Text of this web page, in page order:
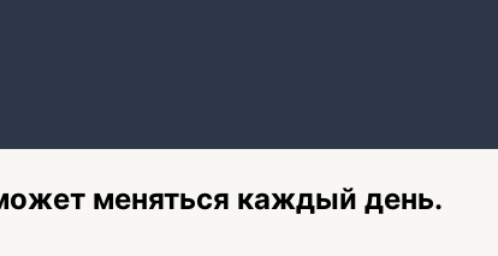
меняться каждый день.